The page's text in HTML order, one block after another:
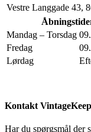
Vestre Langgade 43,
Mandag – Torsdag
Fredag
Lørdag
Kontakt
Har du spørgsmål der